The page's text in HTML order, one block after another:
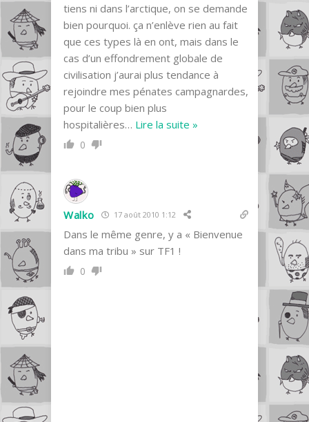
tiens ni dans l’arctique, on se demande
bien pourquoi. ça n’enlève rien au fait
que ces types là en ont, mais dans le
cas d’un effondrement globale de
civilisation j’aurai plus tendance à
rejoindre mes pénates campagnardes,
pour le coup bien plus
hospitalières… Lire la suite »
0
Walko 17 août 2010 1:12
Dans le même genre, y a « Bienvenue
dans ma tribu » sur TF1 !
0